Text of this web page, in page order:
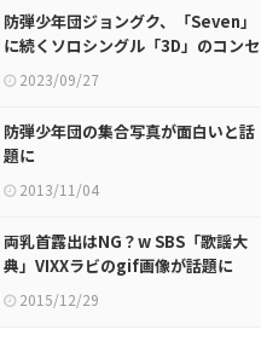
防弾少年団ジョングク、「Seven」
に続くソロシングル「3D」のコンセ
プトフォト公開！
2023/09/27
防弾少年団の集合写真が面白いと話
題に
2013/11/04
両乳首露出はNG？w SBS「歌謡大
典」VIXXラビのgif画像が話題に
2015/12/29